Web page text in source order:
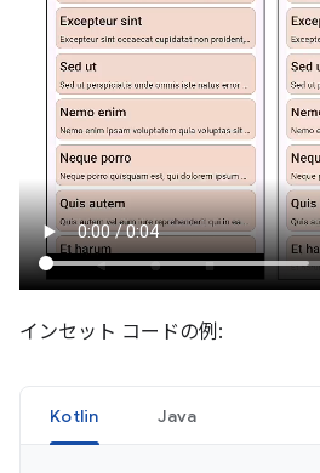
インセット コードの例:
Kotlin Java